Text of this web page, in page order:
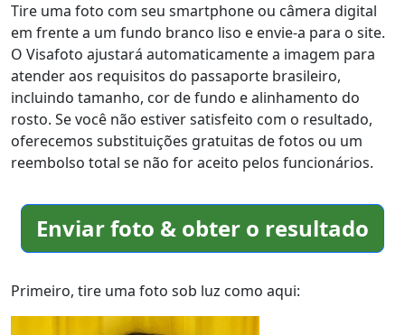
Tire uma foto com seu smartphone ou câmera digital
em frente a um fundo branco liso e envie-a para o site.
O Visafoto ajustará automaticamente a imagem para
atender aos requisitos do passaporte brasileiro,
incluindo tamanho, cor de fundo e alinhamento do
rosto. Se você não estiver satisfeito com o resultado,
oferecemos substituições gratuitas de fotos ou um
reembolso total se não for aceito pelos funcionários.
Enviar foto & obter o resultado
Primeiro, tire uma foto sob luz como aqui: